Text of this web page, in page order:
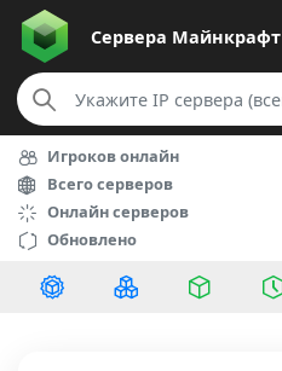
Сервера Майнкрафт
Игроков онлайн
Всего серверов
Онлайн серверов
Обновлено